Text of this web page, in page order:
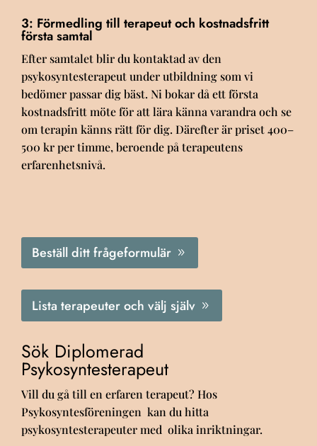
3: Förmedling till terapeut och kostnadsfritt
första samtal
Efter samtalet blir du kontaktad av den
psykosyntesterapeut under utbildning som vi
bedömer passar dig bäst. Ni bokar då ett första
kostnadsfritt möteför att lära känna varandra och se
om terapin känns rätt för dig. Därefter är priset400–
500 kr per timme, beroende på terapeutens
erfarenhetsnivå.
Beställ ditt frågeformulär
Lista terapeuter och välj själv
Sök Diplomerad
Psykosyntesterapeut
Vill du gå till en erfaren terapeut? Hos
Psykosyntesföreningen kan du hitta
psykosyntesterapeuter med olika inriktningar.